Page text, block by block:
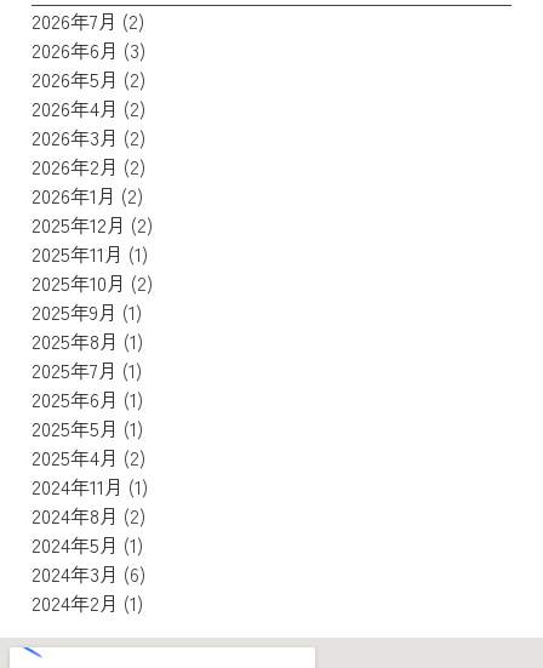
2026年7月 (2)
2026年6月 (3)
2026年5月 (2)
2026年4月 (2)
2026年3月 (2)
2026年2月 (2)
2026年1月 (2)
2025年12月 (2)
2025年11月 (1)
2025年10月 (2)
2025年9月 (1)
2025年8月 (1)
2025年7月 (1)
2025年6月 (1)
2025年5月 (1)
2025年4月 (2)
2024年11月 (1)
2024年8月 (2)
2024年5月 (1)
2024年3月 (6)
2024年2月 (1)